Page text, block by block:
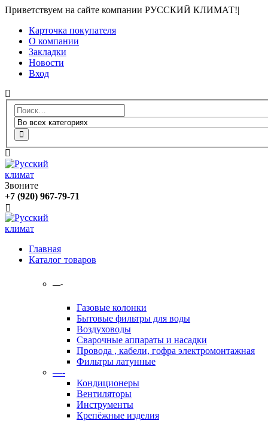
Приветствуем на сайте компании РУССКИЙ КЛИМАТ!|
Карточка покупателя
О компании
Закладки
Новости
Вход
Звоните
+7 (920) 967-79-71
Главная
Каталог товаров
—-
Газовые колонки
Бытовые фильтры для воды
Воздуховоды
Сварочные аппараты и насадки
Провода , кабели, гофра электромонтажная
Фильтры латунные
—-
Кондиционеры
Вентиляторы
Инструменты
Крепёжные изделия